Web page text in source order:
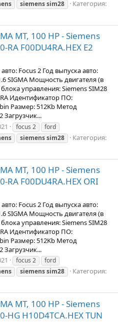
siemenssim28
Категория:
MT, 100 HP - Siemens
RA F00DU4RA.HEX Е2
Focus 2 Год выпуска авто:
SIGMA Мощность двигателя (в
управления: Siemens SIM28
Идентификатор ПО:
Размер: 512Kb Метод
Загрузчик...
focus 2
ford
siemenssim28
Категория:
MT, 100 HP - Siemens
RA F00DU4RA.HEX ORI
Focus 2 Год выпуска авто:
SIGMA Мощность двигателя (в
управления: Siemens SIM28
Идентификатор ПО:
Размер: 512Kb Метод
Загрузчик...
focus 2
ford
siemenssim28
Категория:
MT, 100 HP - Siemens
HG H10D4TCA.HEX TUN